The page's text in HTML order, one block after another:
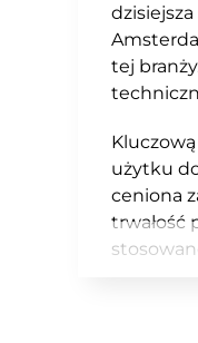
tej
użytku
ceniona
trwałość
W